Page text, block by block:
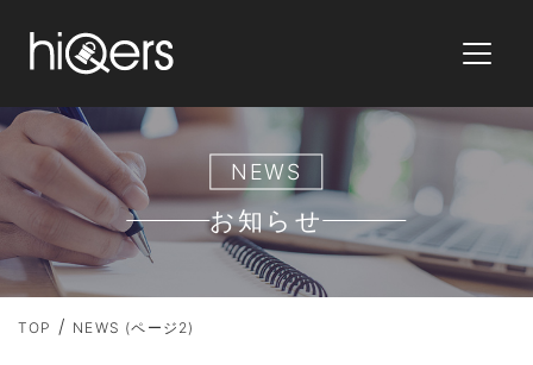
NEWS
お知らせ
TOP NEWS (ページ2)